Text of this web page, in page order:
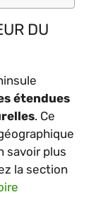
DU
étendues
. Ce
savoir plus
la section